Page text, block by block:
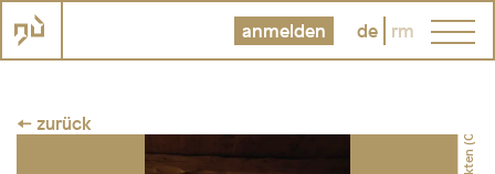
anmelden de rm
← zurück